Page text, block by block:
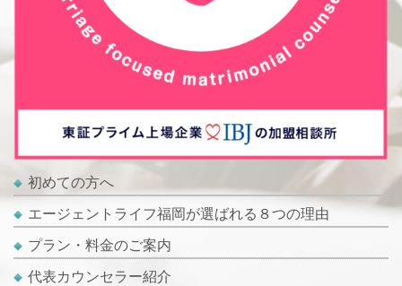
初めての方へ
エージェントライフ福岡が選ばれる８つの理由
プラン・料金のご案内
代表カウンセラー紹介